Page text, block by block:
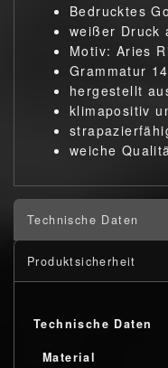
Bedrucktes
weißer Druck
Motiv: Aries
Grammatur
hergestellt
klimapositiv
weiche
Technische Daten
Produktsicherheit
Technische Daten
Material